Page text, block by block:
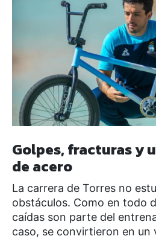
Golpes, fracturas y
de acero
La carrera de Torres no
obstáculos. Como en todo
caídas son parte del
caso, se convirtieron en un